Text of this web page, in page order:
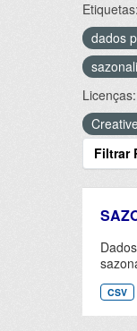
Etiquetas:
dados
Licenças:
Filtrar
CSV